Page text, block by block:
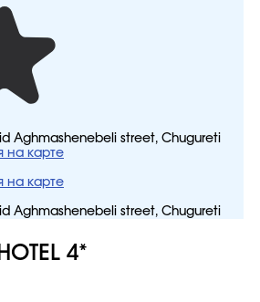
Aghmashenebeli street, Chugureti
на карте
на карте
Aghmashenebeli street, Chugureti
4*